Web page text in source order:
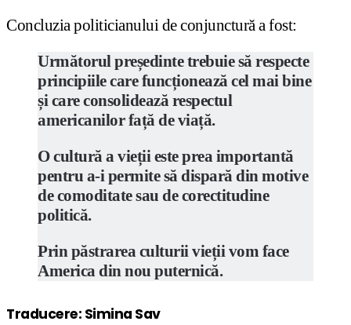
Concluzia politicianului de conjunctură a fost:
Următorul președinte trebuie să respecte
principiile care funcționează cel mai bine
și care consolidează respectul
americanilor față de viață.
O cultură a vieții este prea importantă
pentru a-i permite să dispară din motive
de comoditate sau de corectitudine
politică.
Prin păstrarea culturii vieții vom face
America din nou puternică.
Traducere: Simina Sav